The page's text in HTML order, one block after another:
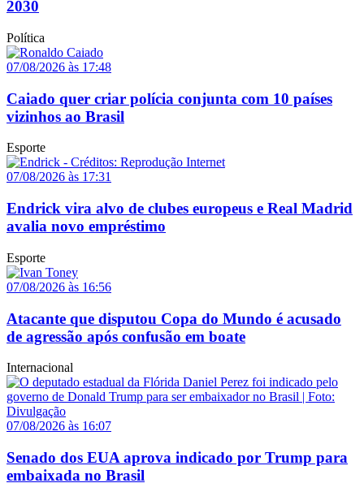
2030
Política
07/08/2026 às 17:48
Caiado quer criar polícia conjunta com 10 países
vizinhos ao Brasil
Esporte
07/08/2026 às 17:31
Endrick vira alvo de clubes europeus e Real Madrid
avalia novo empréstimo
Esporte
07/08/2026 às 16:56
Atacante que disputou Copa do Mundo é acusado
de agressão após confusão em boate
Internacional
07/08/2026 às 16:07
Senado dos EUA aprova indicado por Trump para
embaixada no Brasil